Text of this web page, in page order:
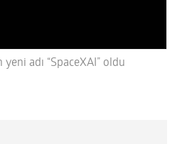
yeni adı “SpaceXAI” oldu